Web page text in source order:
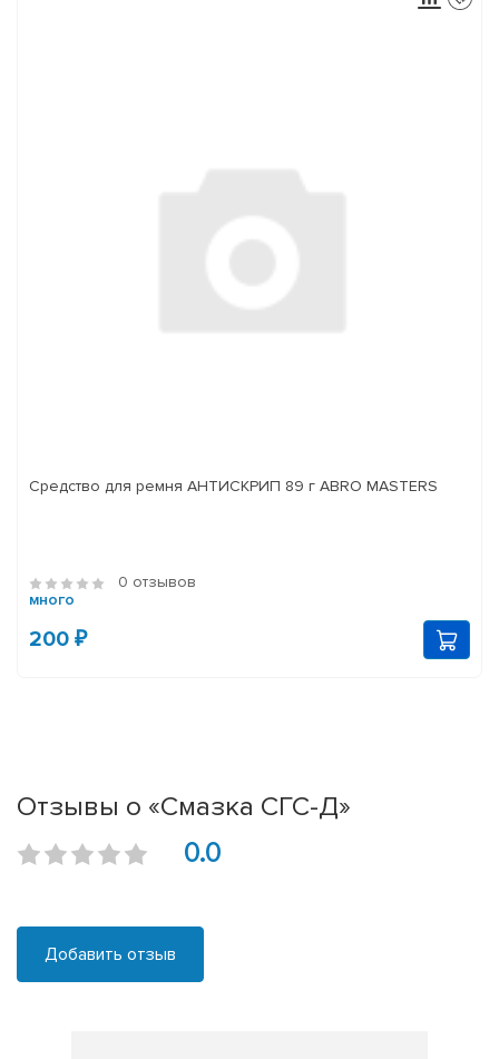
Средство для ремня АНТИСКРИП 89 г ABRO MASTERS
0 отзывов
много
200 ₽
Отзывы о «Смазка СГС-Д»
0.0
Добавить отзыв